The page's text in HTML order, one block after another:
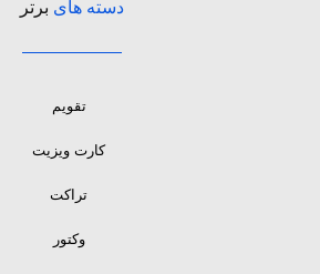
دسته های برتر
تقویم
کارت ویزیت
تراکت
وکتور